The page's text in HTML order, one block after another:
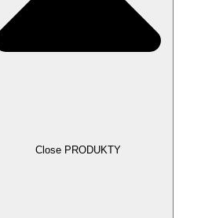
Close PRODUKTY